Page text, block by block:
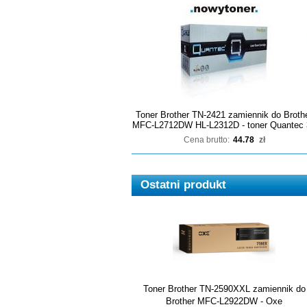
Toner Brother TN-2421 zamiennik do
MFC-L2712DW HL-L2312D - toner Quantec
Cena brutto: 44.78 zł
Ostatni produkt
Toner Brother TN-2590XXL zamiennik do
Brother MFC-L2922DW - Oxe